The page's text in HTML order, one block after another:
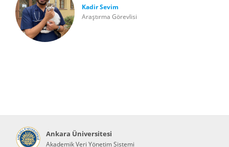
Kadir Sevim
Araştırma Görevlisi
Ankara Üniversitesi
Akademik Veri Yönetim Sistemi